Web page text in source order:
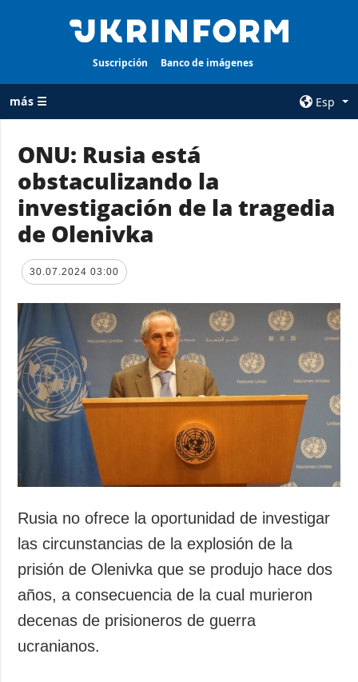
Suscripción Banco de imágenes
más ☰
Esp
TODAS LAS
CATEGORÍAS
Guerra
Reconstrucción
de Ucrania
Política
Economía
Defensa
Sociedad y
Cultura
Deportes
Desastres y
emergencias
AGENCIA
sobre la agencia
Política de
privacidad y
protección de
datos personales
ADICIONAL
Podcasts
Publicaciones
Video
SERVICIOS
Suscripción
Banco de
imágenes
ONU: Rusia está
obstaculizando la
investigación de la tragedia
de Olenivka
30.07.2024 03:00
Rusia no ofrece la oportunidad de investigar
las circunstancias de la explosión de la
prisión de Olenivka que se produjo hace dos
años, a consecuencia de la cual murieron
decenas de prisioneros de guerra
ucranianos.